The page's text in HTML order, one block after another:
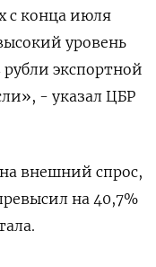
с конца июля
уровень
экспортной
- указал ЦБР
внешний спрос,
на 40,7%